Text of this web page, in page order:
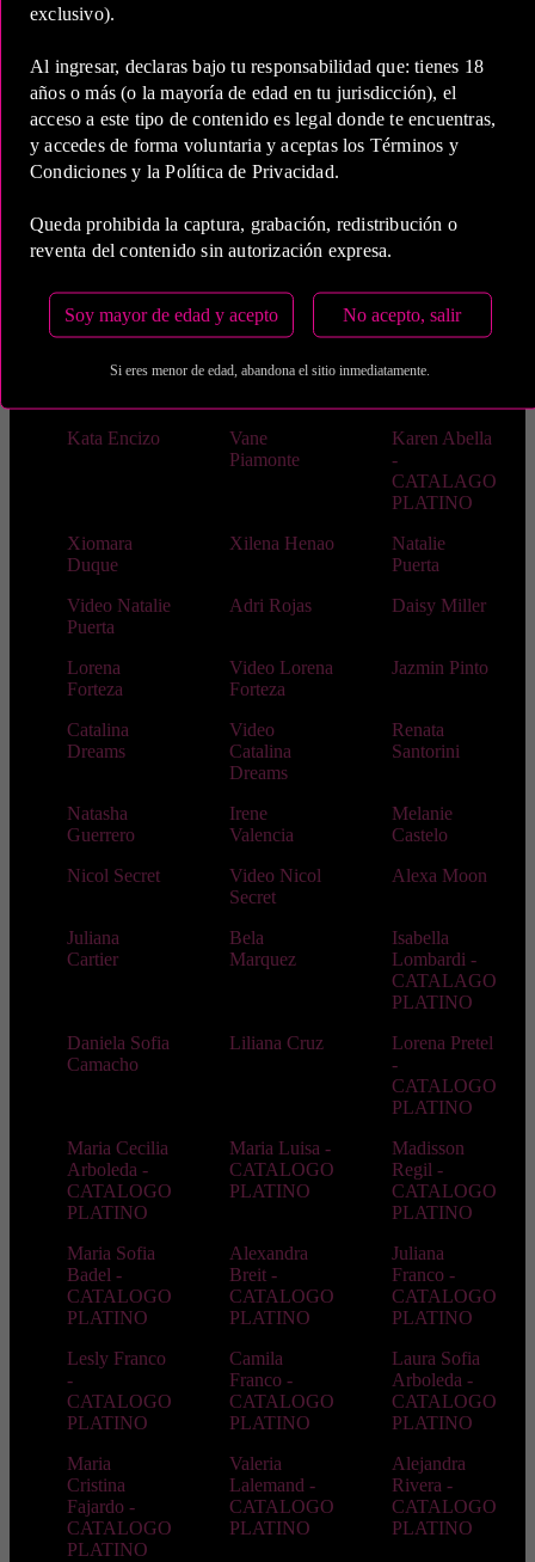
exclusivo).
Al ingresar, declaras bajo tu responsabilidad que: tienes 18
años o más (o la mayoría de edad en tu jurisdicción), el
acceso a este tipo de contenido es legal donde te encuentras,
y accedes de forma voluntaria y aceptas los Términos y
Condiciones y la Política de Privacidad.
Queda prohibida la captura, grabación, redistribución o
reventa del contenido sin autorización expresa.
Soy mayor de edad y acepto No acepto, salir
Si eres menor de edad, abandona el sitio inmediatamente.
Karen Sevilla
Video
Catalina
Ferrer
Scarleth
Anderson
Andrea
Montebello
Angeline
PLATINO
Maria Jose
PLATINO
PLATINO
Pelaez
Zamara
Liliana
Michelle
CATALAGO
Catalina
Kata Encizo
Vane
Piamonte
Karen Abella
-
CATALAGO
PLATINO
Xiomara
Duque
Xilena Henao
Natalie
Puerta
Video Natalie
Puerta
Adri Rojas Daisy Miller
Lorena
Forteza
Video Lorena
Forteza
Jazmin Pinto
Catalina
Dreams
Video
Catalina
Dreams
Renata
Santorini
Natasha
Guerrero
Irene
Valencia
Melanie
Castelo
Nicol Secret
Video Nicol
Secret
Alexa Moon
Juliana
Cartier
Bela
Marquez
Isabella
Lombardi -
CATALAGO
PLATINO
Daniela Sofia
Camacho
Liliana Cruz
Lorena Pretel
-
CATALOGO
PLATINO
Maria Cecilia
Arboleda -
CATALOGO
PLATINO
Maria Luisa -
CATALOGO
PLATINO
Madisson
Regil -
CATALOGO
PLATINO
Maria Sofia
Badel -
CATALOGO
PLATINO
Alexandra
Breit -
CATALOGO
PLATINO
Juliana
Franco -
CATALOGO
PLATINO
Lesly Franco
-
CATALOGO
PLATINO
Camila
Franco -
CATALOGO
PLATINO
Laura Sofia
Arboleda -
CATALOGO
PLATINO
Maria
Cristina
Fajardo -
CATALOGO
PLATINO
Valeria
Lalemand -
CATALOGO
PLATINO
Alejandra
Rivera -
CATALOGO
PLATINO